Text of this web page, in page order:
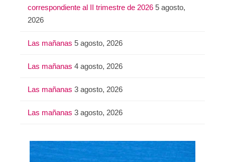
correspondiente al II trimestre de 2026 5 agosto,
2026
Las mañanas 5 agosto, 2026
Las mañanas 4 agosto, 2026
Las mañanas 3 agosto, 2026
Las mañanas 3 agosto, 2026